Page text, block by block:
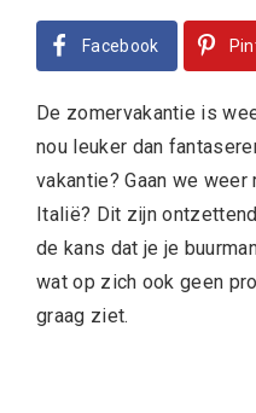
Facebook
De zomervakantie is
nou leuker dan
vakantie? Gaan we
Italië? Dit zijn
de kans dat je je
wat op zich ook geen
graag ziet.